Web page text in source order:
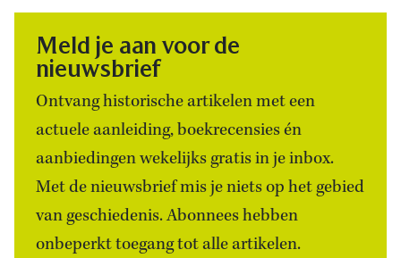
Meld je aan voor de
nieuwsbrief
Ontvang historische artikelen met een
actuele aanleiding, boekrecensies én
aanbiedingen wekelijks gratis in je inbox.
Met de nieuwsbrief mis je niets op het gebied
van geschiedenis. Abonnees hebben
onbeperkt toegang tot alle artikelen.